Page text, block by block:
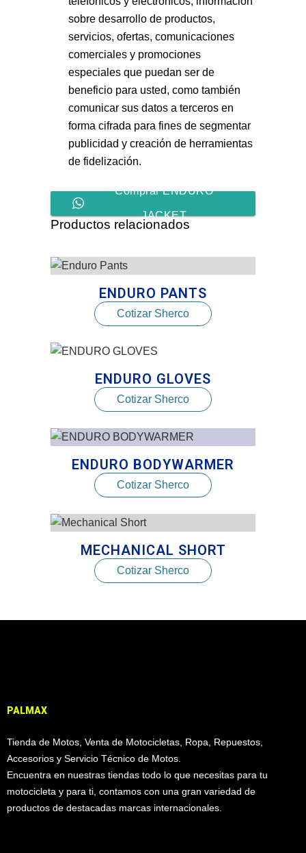
sobre desarrollo de productos,
servicios, ofertas, comunicaciones
comerciales y promociones
especiales que puedan ser de
beneficio para usted, como también
comunicar sus datos a terceros en
forma cifrada para fines de segmentar
publicidad y creación de herramientas
de fidelización.
Comprar ENDURO
JACKET
Productos relacionados
ENDURO PANTS
Cotizar Sherco
ENDURO GLOVES
Cotizar Sherco
ENDURO BODYWARMER
Cotizar Sherco
MECHANICAL SHORT
Cotizar Sherco
PALMAX
Tienda de Motos, Venta de Motocicletas, Ropa, Repuestos,
Accesorios y Servicio Técnico de Motos.
Encuentra en nuestras tiendas todo lo que necesitas para tu
motocicleta y para ti, contamos con una gran variedad de
productos de destacadas marcas internacionales.